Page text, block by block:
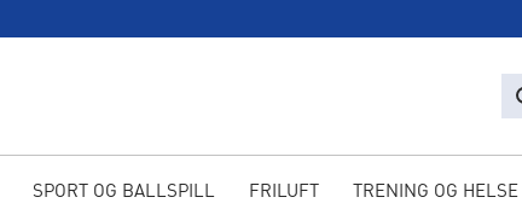
SPORT OG BALLSPILL FRILUFT TRENING OG HELSE